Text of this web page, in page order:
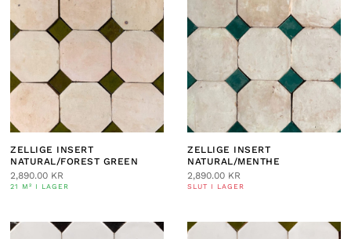
ZELLIGE INSERT
NATURAL/FOREST GREEN
2,890.00 KR
21 M² I LAGER
ZELLIGE INSERT
NATURAL/MENTHE
2,890.00 KR
SLUT I LAGER